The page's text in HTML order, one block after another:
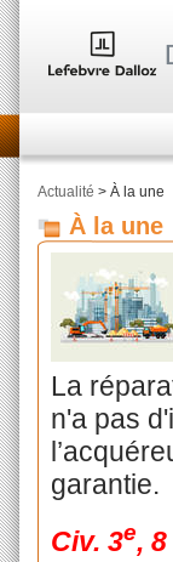
Actualité > À la une
À la une
La
n'a pas
garantie.
Civ. 3e,